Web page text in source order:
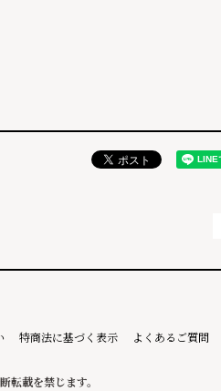
特商法に基づく表示 よくあるご質問
転載を禁じます。